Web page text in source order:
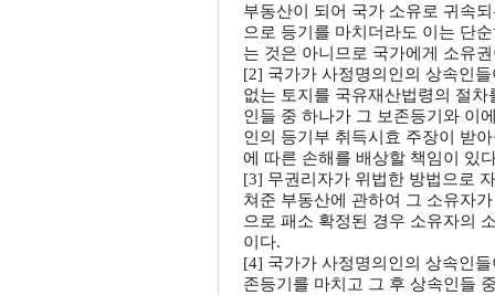
부동산이 되어 국가 소유로 귀속
으로 등기를 마치더라도 이는 단
는 것은 아니므로 국가에게 소유
[2] 국가가 사정명의인의 상속인
없는 토지를 국유재산법령의 절
인들 중 하나가 그 보존등기와 이
인의 등기부 취득시효 주장이 받
에 따른 손해를 배상할 책임이 있
[3] 무권리자가 위법한 방법으로
쳐준 부동산에 관하여 그 소유자
으로 패소 확정된 경우 소유자의
이다.
[4] 국가가 사정명의인의 상속인
존등기를 마치고 그 후 상속인들